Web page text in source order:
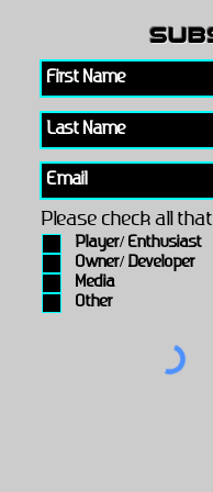
Please check all
Player/ Enthusiast
Owner/ Developer
Media
Other